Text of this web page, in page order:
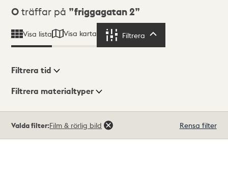
Sökresultat
0 träffar på friggagatan 2
Visa lista Visa karta Filtrera
Visningsläge
Filtrera tid
Filtrera materialtyper
träffar
Valda filter:Film & rörlig bild Rensa filter